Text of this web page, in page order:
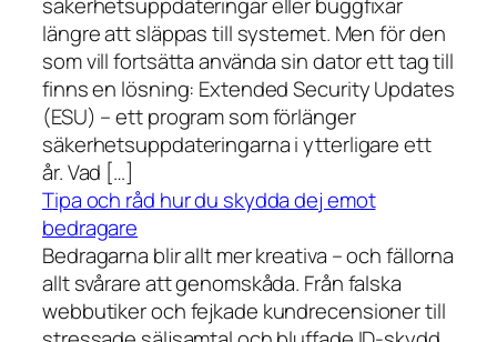
säkerhetsuppdateringar eller buggfixar
längre att släppas till systemet. Men för den
som vill fortsätta använda sin dator ett tag till
finns en lösning: Extended Security Updates
(ESU) – ett program som förlänger
säkerhetsuppdateringarna i ytterligare ett
år. Vad […]
Tipa och råd hur du skydda dej emot
bedragare
Bedragarna blir allt mer kreativa – och fällorna
allt svårare att genomskåda. Från falska
webbutiker och fejkade kundrecensioner till